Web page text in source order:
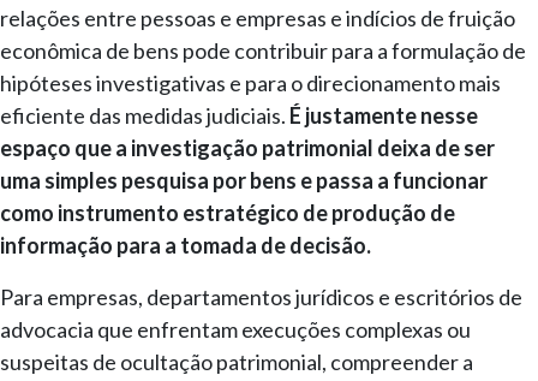
relações entre pessoas e empresas e indícios de fruição
econômica de bens pode contribuir para a formulação de
hipóteses investigativas e para o direcionamento mais
eficiente das medidas judiciais. É justamente nesse
espaço que a investigação patrimonial deixa de ser
uma simples pesquisa por bens e passa a funcionar
como instrumento estratégico de produção de
informação para a tomada de decisão.
Para empresas, departamentos jurídicos e escritórios de
advocacia que enfrentam execuções complexas ou
suspeitas de ocultação patrimonial, compreender a